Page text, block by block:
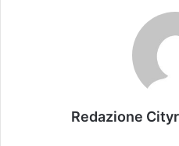
Redazione